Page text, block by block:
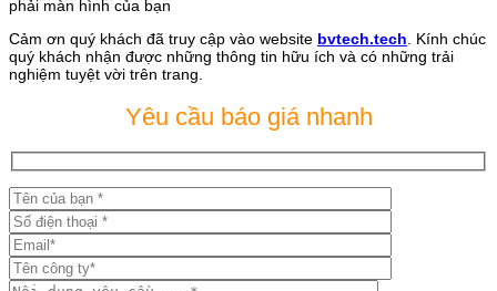
phải màn hình của bạn
Cảm ơn quý khách đã truy cập vào website bvtech.tech . Kính chúc
quý khách nhận được những thông tin hữu ích và có những trải
nghiệm tuyệt vời trên trang.
Yêu cầu báo giá nhanh